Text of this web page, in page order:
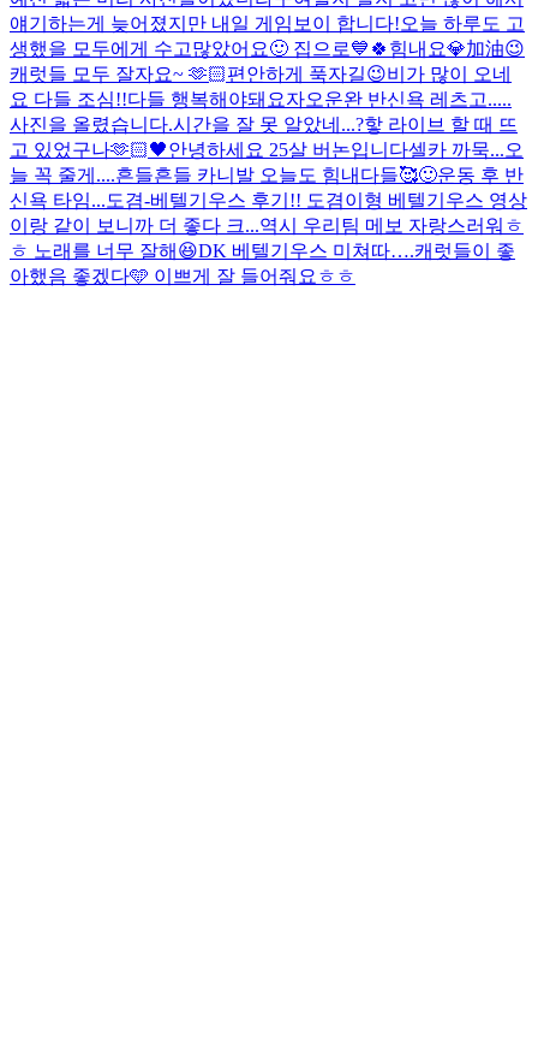
얘기하는게 늦어졌지만 내일 게임보이 합니다!오늘 하루도 고
생했을 모두에게 수고많았어요🙂 집으로💙 🍀힘내요💎加油😉
캐럿들 모두 잘자요~ 🫶🏻편안하게 푹자길😉비가 많이 오네
요 다들 조심!!다들 행복해야돼요자오운완 반신욕 레츠고.....
사진을 올렸습니다.시간을 잘 못 알았네...?핳 라이브 할 때 뜨
고 있었구나🫶🏻🖤안녕하세요 25살 버논입니다셀카 까묵...오
늘 꼭 줄게....흔들흔들 카니발 오늘도 힘내다들🥰🙂운동 후 반
신욕 타임...도겸-베텔기우스 후기!! 도겸이형 베텔기우스 영상
이랑 같이 보니까 더 좋다 크...역시 우리팀 메보 자랑스러워ㅎ
ㅎ 노래를 너무 잘해😆DK 베텔기우스 미쳐따….캐럿들이 좋
아했음 좋겠다🩵 이쁘게 잘 들어줘요ㅎㅎ